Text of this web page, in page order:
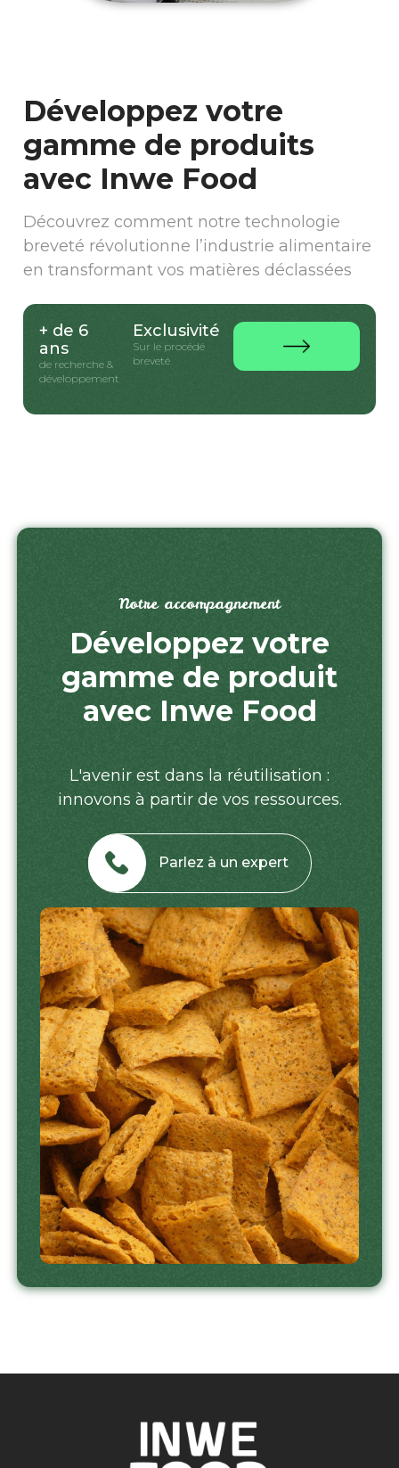
Développez votre
gamme de produits
avec Inwe Food
Découvrez comment notre technologie
breveté révolutionne l’industrie alimentaire
en transformant vos matières déclassées
+ de 6
ans
de recherche &
développement
Exclusivité
Sur le procédé
breveté
Notre accompagnement
Développez votre
gamme de produit
avec Inwe Food
L'avenir est dans la réutilisation :
innovons à partir de vos ressources.
Parlez à un expert